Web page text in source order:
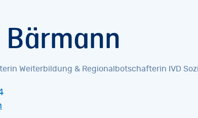
Weiterbildung & Regionalbotschafterin IVD